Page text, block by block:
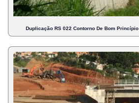
Duplicação RS 022 Contorno De Bom Princípio